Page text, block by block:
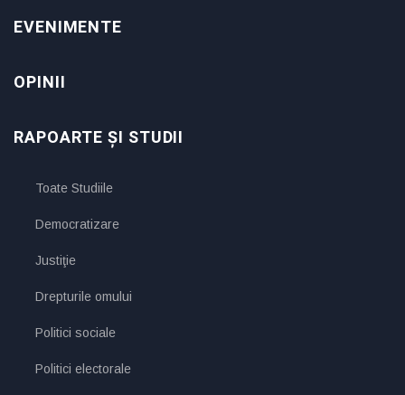
EVENIMENTE
OPINII
RAPOARTE ȘI STUDII
Toate Studiile
Democratizare
Justiţie
Drepturile omului
Politici sociale
Politici electorale